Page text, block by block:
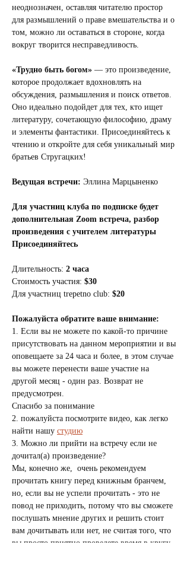
неоднозначен, оставляя читателю простор
для размышлений о праве вмешательства и о
том, можно ли оставаться в стороне, когда
вокруг творится несправедливость.
«Трудно быть богом» — это произведение,
которое продолжает вдохновлять на
обсуждения, размышления и поиск ответов.
Оно идеально подойдет для тех, кто ищет
литературу, сочетающую философию, драму
и элементы фантастики. Присоединяйтесь к
чтению и откройте для себя уникальный мир
братьев Стругацких!
Ведущая встречи: Эллина Марцыненко
Для участниц клуба по подписке будет
дополнительная Zoom встреча, разбор
произведения с учителем литературы
Присоединяйтесь
Длительность: 2 часа
Стоимость участия: $30
Для участниц trepetno club: $20
Пожалуйста обратите ваше внимание:
1. Если вы не можете по какой-то причине
присутствовать на данном мероприятии и вы
оповещаете за 24 часа и более, в этом случае
вы можете перенести ваше участие на
другой месяц - один раз. Возврат не
предусмотрен.
Спасибо за понимание
2. пожалуйста посмотрите видео, как легко
найти нашу студию
3. Можно ли прийти на встречу если не
дочитал(а) произведение?
Мы, конечно же,  очень рекомендуем
прочитать книгу перед книжным бранчем,
но, если вы не успели прочитать - это не
повод не приходить, потому что вы сможете
послушать мнение других и решить стоит
вам дочитывать или нет, не считая того, что
вы просто приятно проведете время в кругу